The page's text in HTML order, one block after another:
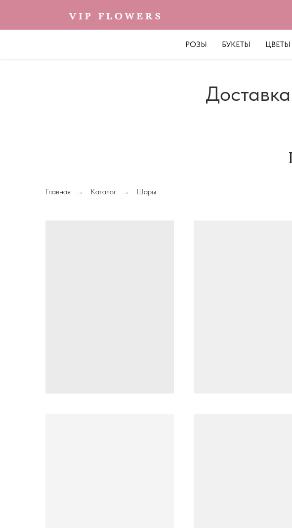
РОЗЫ БУКЕТЫ ЦВЕТЫ
Главная → Каталог → Шары